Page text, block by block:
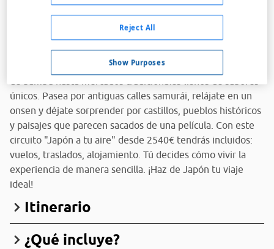
¿Quieres disfrutar de templos milenarios, paisajes de
otro mundo y una cultura fascinante? En Viajes
Carrefour, te proponemos viajar a tu ritmo con
nuestro circuito "Japón a tu aire".Explora el país con
total libertad, desde santuarios escondidos entre bosques
únicos. Pasea por antiguas calles samurái, relájate en un
onsen y déjate sorprender por castillos, pueblos históricos
y paisajes que parecen sacados de una película. Con este
circuito "Japón a tu aire" desde 2540€ tendrás incluidos:
vuelos, traslados, alojamiento. Tú decides cómo vivir la
experiencia de manera sencilla. ¡Haz de Japón tu viaje
ideal!
Itinerario
¿Qué incluye?
Show Purposes
Reject All